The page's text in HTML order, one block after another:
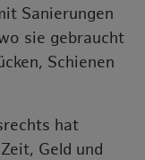
Sanierungen
sie gebraucht
Schienen
hat
Geld und